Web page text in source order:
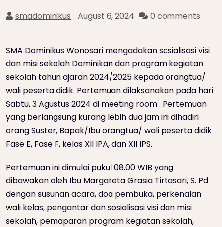
smadominikus August 6, 2024 0 comments
SMA Dominikus Wonosari mengadakan sosialisasi visi
dan misi sekolah Dominikan dan program kegiatan
sekolah tahun ajaran 2024/2025 kepada orangtua/
wali peserta didik. Pertemuan dilaksanakan pada hari
Sabtu, 3 Agustus 2024 di meeting room . Pertemuan
yang berlangsung kurang lebih dua jam ini dihadiri
orang Suster, Bapak/Ibu orangtua/ wali peserta didik
Fase E, Fase F, kelas XII IPA, dan XII IPS.
Pertemuan ini dimulai pukul 08.00 WIB yang
dibawakan oleh Ibu Margareta Grasia Tirtasari, S. Pd
dengan susunan acara, doa pembuka, perkenalan
wali kelas, pengantar dan sosialisasi visi dan misi
sekolah, pemaparan program kegiatan sekolah,